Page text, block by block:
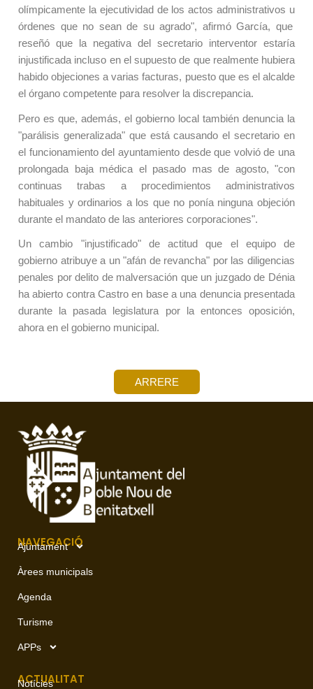
olímpicamente la ejecutividad de los actos administrativos u
órdenes que no sean de su agrado", afirmó García, que
reseñó que la negativa del secretario interventor estaría
injustificada incluso en el supuesto de que realmente hubiera
habido objeciones a varias facturas, puesto que es el alcalde
el órgano competente para resolver la discrepancia.
Pero es que, además, el gobierno local también denuncia la
"parálisis generalizada" que está causando el secretario en
el funcionamiento del ayuntamiento desde que volvió de una
prolongada baja médica el pasado mas de agosto, "con
continuas trabas a procedimientos administrativos
habituales y ordinarios a los que no poníaninguna objeción
durante el mandato de las anteriores corporaciones".
Un cambio "injustificado" de actitud que el equipo de
gobierno atribuye a un "afán de revancha" por las diligencias
penales por delito de malversación que un juzgado de Dénia
ha abierto contra Castro en base a una denuncia presentada
durante la pasada legislatura por la entonces oposición,
ahora en el gobierno municipal.
ARRERE
NAVEGACIÓ
Ajuntament
Àrees municipals
Agenda
Turisme
APPs
ACTUALITAT
Notícies